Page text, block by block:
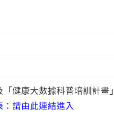
健康大數據科普培訓計畫」
：請由此連結進入